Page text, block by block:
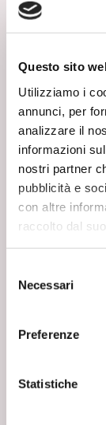
Questo sito
Utilizziamo i
annunci, per
analizzare il
informazioni
nostri partner
pubblicità e
con altre
raccolto dal
delNecessari
Preferenze
Statistiche
FORSE
Il
attivo